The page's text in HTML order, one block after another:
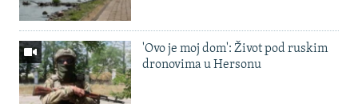
'Ovo je moj dom': Život pod ruskim
dronovima u Hersonu